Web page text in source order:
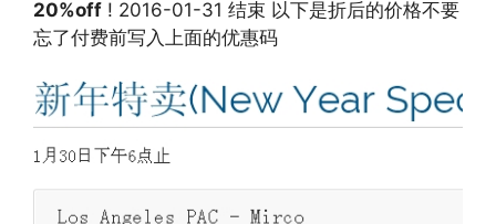
20%off ! 2016-01-31 结束 以下是折后的价格不要
忘了付费前写入上面的优惠码